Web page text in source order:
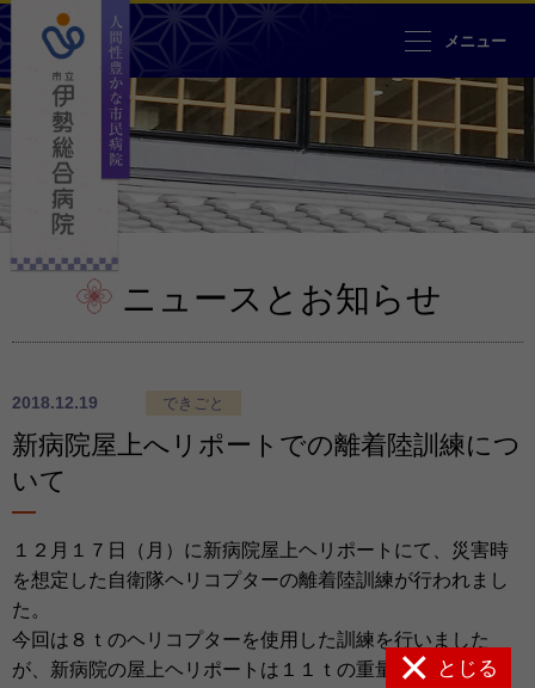
とじる
人間性豊かな市民病院 市立伊勢
メニュー
ニュースとお知らせ
2018.12.19 できごと
新病院屋上へリポートでの離着陸訓練につ
いて
１２月１７日（月）に新病院屋上ヘリポートにて、災害時
を想定した自衛隊ヘリコプターの離着陸訓練が行われまし
た。
今回は８ｔのヘリコプターを使用した訓練を行いました
が、新病院の屋上ヘリポートは１１ｔの重量まで着陸可能